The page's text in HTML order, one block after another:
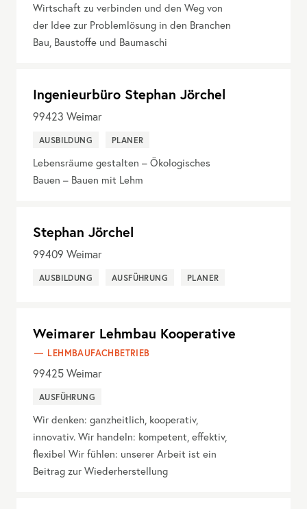
Wirtschaft zu verbinden und den Weg von
der Idee zur Problemlösung in den Branchen
Bau, Baustoffe und Baumaschi
Ingenieurbüro Stephan Jörchel
99423 Weimar
AUSBILDUNG PLANER
Lebensräume gestalten – Ökologisches
Bauen – Bauen mit Lehm
Stephan Jörchel
99409 Weimar
AUSBILDUNG AUSFÜHRUNG PLANER
Weimarer Lehmbau Kooperative
LEHMBAUFACHBETRIEB
99425Weimar
AUSFÜHRUNG
Wir denken: ganzheitlich, kooperativ,
innovativ. Wir handeln: kompetent, effektiv,
flexibel Wir fühlen: unserer Arbeit ist ein
Beitrag zur Wiederherstellung